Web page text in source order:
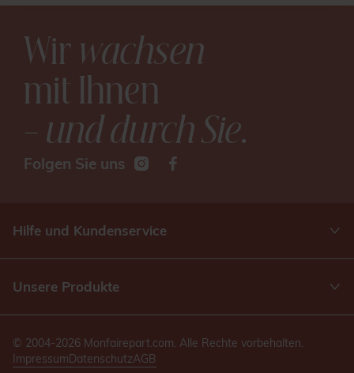
Wirwachsen
mit Ihnen
– und durch Sie.
Folgen Sie uns
Hilfe und Kundenservice
Unsere Produkte
© 2004-2026 Monfairepart.com. Alle Rechte vorbehalten.
ImpressumDatenschutzAGB